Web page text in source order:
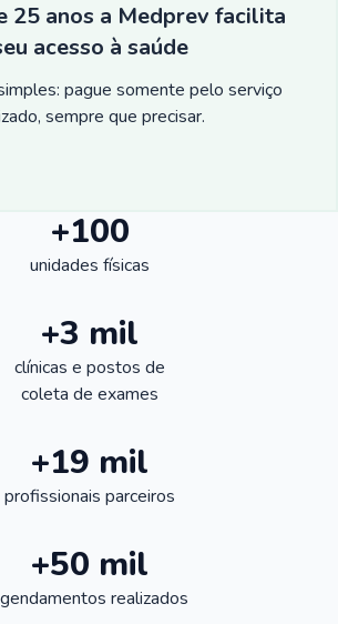
25 anos a Medprev facilita
acesso à saúde
pague somente pelo serviço
sempre que precisar.
+100
unidades físicas
+3 mil
clínicas e postos de
coleta de exames
+19 mil
profissionais parceiros
+50 mil
realizados